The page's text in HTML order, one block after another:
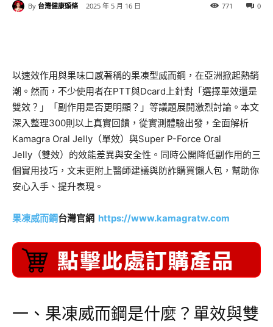
By 台灣健康頭條 2025 年 5 月 16 日 0
771
以速效作用與果味口感著稱的果凍型威而鋼，在亞洲掀起熱銷
潮。然而，不少使用者在PTT與Dcard上針對「選擇單效還是
雙效？」「副作用是否更明顯？」等議題展開激烈討論。本文
深入整理300則以上真實回饋，從實測體驗出發，全面解析
Kamagra Oral Jelly（單效）與Super P-Force Oral
Jelly（雙效）的效能差異與安全性。同時公開降低副作用的三
個實用技巧，文末更附上醫師建議與防詐購買懶人包，幫助你
安心入手、提升表現。
果凍威而鋼台灣官網 https://www.kamagratw.com
一、果凍威而鋼是什麼？單效與雙